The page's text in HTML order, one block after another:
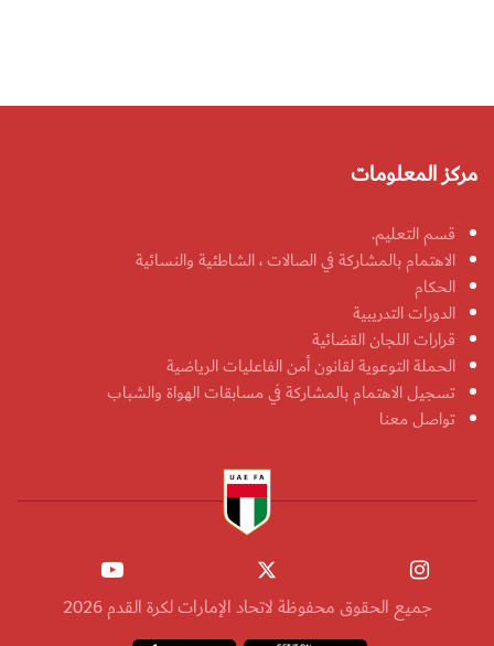
مركز المعلومات
قسم التعليم.
الاهتمام بالمشاركة في الصالات ، الشاطئية والنسائية
الحكام
الدورات التدريبية
قرارات اللجان القضائية
الحملة التوعوية لقانون أمن الفاعليات الرياضية
تسجيل الاهتمام بالمشاركة في مسابقات الهواة والشباب
تواصل معنا
جميع الحقوق محفوظة لاتحاد الإمارات لكرة القدم 2026